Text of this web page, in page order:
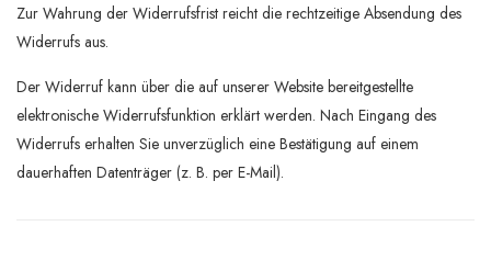
Zur Wahrung der Widerrufsfrist reicht die rechtzeitige Absendung des
Widerrufs aus.
Der Widerruf kann über die auf unserer Website bereitgestellte
elektronische Widerrufsfunktion erklärt werden. Nach Eingang des
Widerrufs erhalten Sie unverzüglich eine Bestätigung auf einem
dauerhaften Datenträger (z. B. per E-Mail).